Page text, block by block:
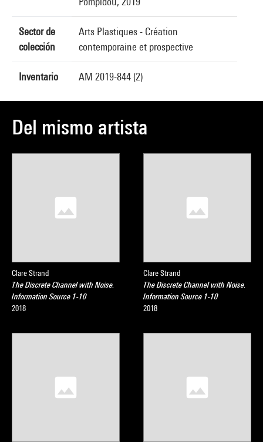
Sector de
colección
Arts Plastiques - Création
contemporaine et prospective
Inventario AM 2019-844 (2)
Del mismo artista
Clare Strand
The Discrete Channel with Noise.
Information Source 1-10
2018
Clare Strand
The Discrete Channel with Noise.
Information Source 1-10
2018